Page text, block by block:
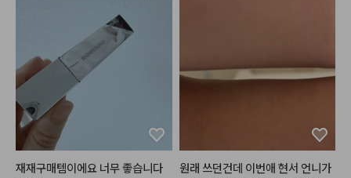
재재구매템이에요 너무 좋습니다
원래 쓰던건데 이번애 현서 언니가